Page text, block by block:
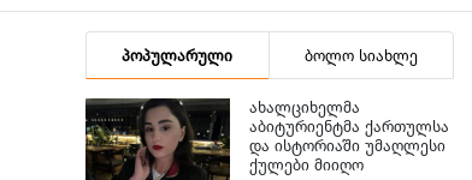
პოპულარული ბოლო სიახლე
ᲐᲮᲐᲚᲪᲘᲮᲔᲚᲛᲐ
ᲐᲑᲘᲢᲣᲠᲘᲔᲜᲢᲛᲐ ᲥᲐᲠᲗᲣᲚᲡᲐ
ᲓᲐ ᲘᲡᲢᲝᲠᲘᲐᲨᲘ ᲣᲛᲐᲦᲚᲔᲡᲘ
ᲥᲣᲚᲔᲑᲘ ᲛᲘᲘᲦᲝ